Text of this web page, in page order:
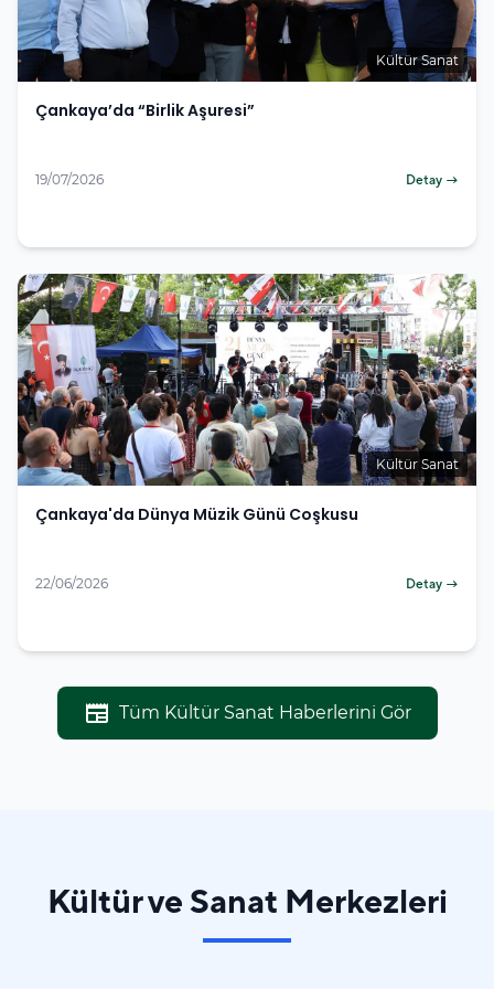
Kültür Sanat
Çankaya’da “Birlik Aşuresi”
19/07/2026 Detay →
Kültür Sanat
Çankaya'da Dünya Müzik Günü Coşkusu
22/06/2026 Detay →
newspaper Tüm Kültür Sanat Haberlerini Gör
Kültür ve Sanat Merkezleri